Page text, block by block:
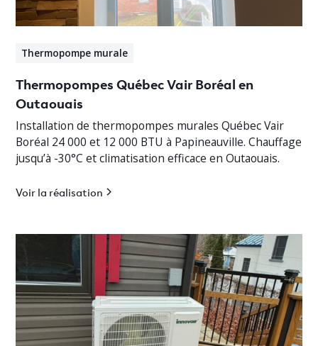
Thermopompe murale
Thermopompes Québec Vair Boréal en
Outaouais
Installation de thermopompes murales Québec Vair
Boréal 24 000 et 12 000 BTU à Papineauville. Chauffage
jusqu’à -30°C et climatisation efficace en Outaouais.
Voir la réalisation